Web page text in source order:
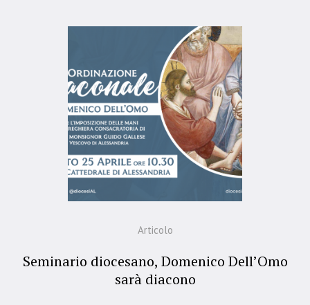
Articolo
Seminario diocesano, Domenico Dell’Omo
sarà diacono